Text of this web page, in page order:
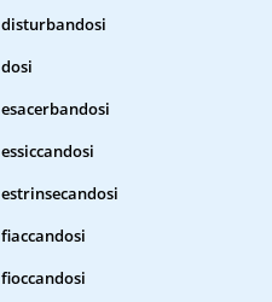
disturbandosi
dosi
esacerbandosi
essiccandosi
estrinsecandosi
fiaccandosi
fioccandosi